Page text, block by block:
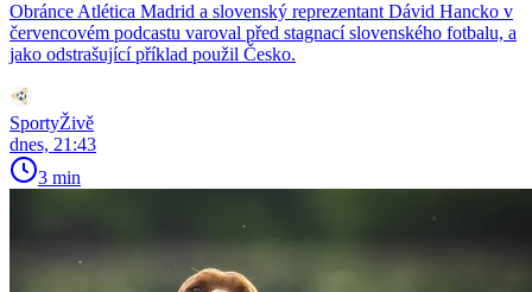
Obránce Atlética Madrid a slovenský reprezentant Dávid Hancko v
červencovém podcastu varoval před stagnací slovenského fotbalu, a
jako odstrašující příklad použil Česko.
SportyŽivě
dnes, 21:43
3 min